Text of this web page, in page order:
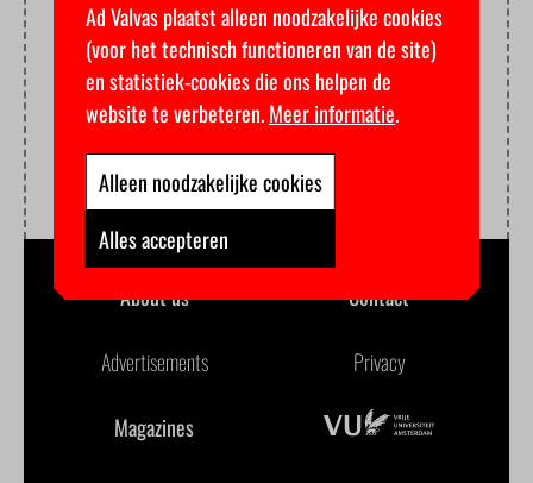
About us Contact
Advertisements Privacy
Magazines
Ad Valvas plaatst alleen noodzakelijke cookies
(voor het technisch functioneren van de site)
en statistiek-cookies die ons helpen de
website te verbeteren.Meer informatie.
Alleen noodzakelijke cookies
Alles accepteren